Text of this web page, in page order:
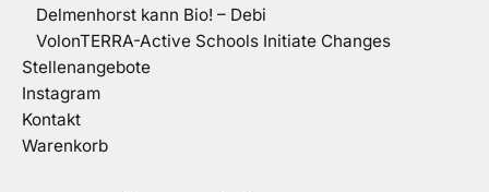
Delmenhorst kann Bio! – Debi
VolonTERRA-Active Schools Initiate Changes
Stellenangebote
Instagram
Kontakt
Warenkorb